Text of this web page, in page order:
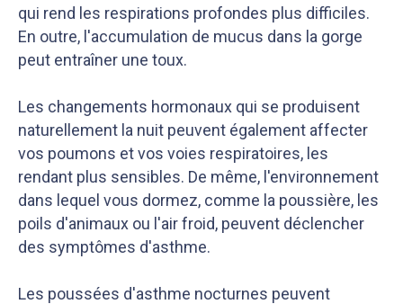
qui rend les respirations profondes plus difficiles.
En outre, l'accumulation de mucus dans la gorge
peut entraîner une toux.
Les changements hormonaux qui se produisent
naturellement la nuit peuvent également affecter
vos poumons et vos voies respiratoires, les
rendant plus sensibles. De même, l'environnement
dans lequel vous dormez, comme la poussière, les
poils d'animaux ou l'air froid, peuvent déclencher
des symptômes d'asthme.
Les poussées d'asthme nocturnes peuvent